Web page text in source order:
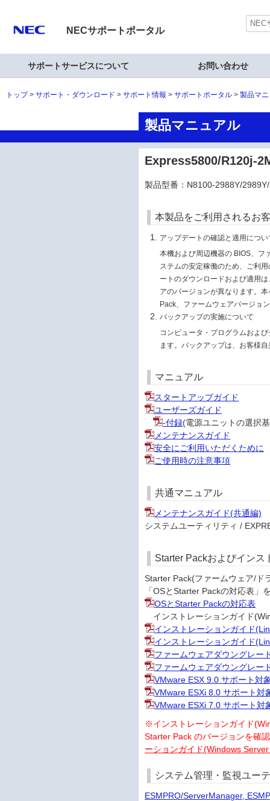
NECサポートポータル
サポートサービスについて お問い合わせ
トップ サポート・ダウンロード サポート情報 サポートポータル 製品マ
製品マニュアル
Express5800/R120j-
製品型番：N8100-2988Y/
本製品をご利用されるお
アップデートの確認と適用につい
本機および周辺機器の BIOS、フ
ステムの安定稼働のため、ご利
ートのダウンロードおよび適用
アのバージョンが異なります。
Pack、ファームウェアバージョ
バックアップの実施について
コンピュータ・プログラムおよ
ます。バックアップは、お客様
マニュアル
スタートアップガイド
ユーザーズガイド
-付録(電源ユニットの選択
メンテナンスガイド
安全にご利用いただくために
ご使用時の注意事項
共通マニュアル
メンテナンスガイド(共通編)
システムユーティリティ /
Starter Packおよびインス
Starter Pack(ファームウェア/ド
「OSとStarter Packの対応表」
OSとStarter Packの対応表
インストレーションガイド
インストレーションガイド
インストレーションガイド
ファームウェアダウングレー
ファームウェアダウングレー
VMware ESX 9.0 サポート対
VMware ESXi 8.0 サポート対
VMware ESXi 7.0 サポート対
※インストレーションガイド
Starter Pack のバージョンを確
ーションガイド(Windows
システム管理・監視ユー
ESMPRO/ServerManager,